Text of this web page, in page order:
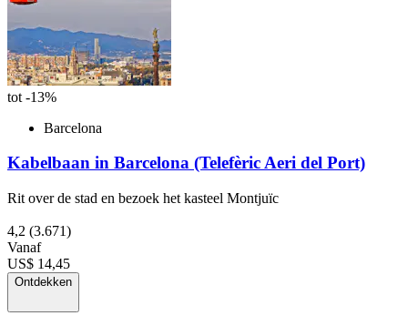
tot -13%
Barcelona
Kabelbaan in Barcelona (Telefèric Aeri del Port)
Rit over de stad en bezoek het kasteel Montjuïc
4,2 (3.671)
Vanaf
US$ 14,45
Ontdekken